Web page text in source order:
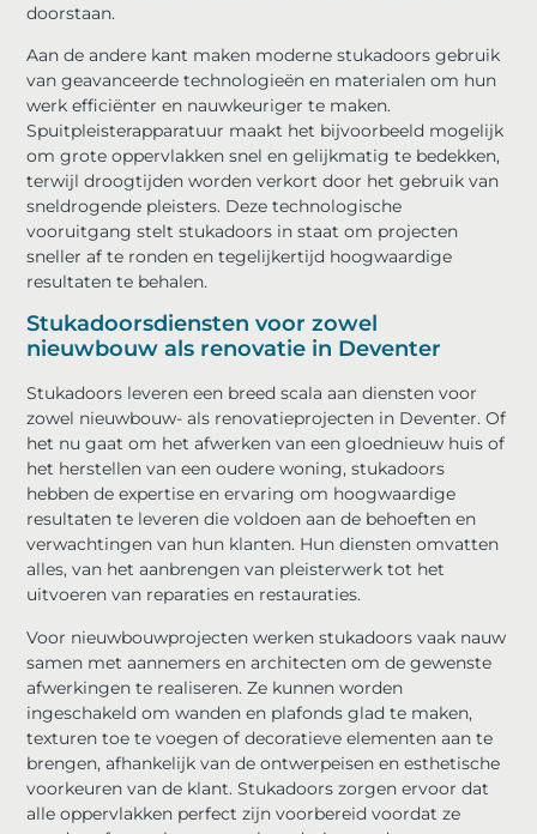
doorstaan.
Aan de andere kant maken moderne stukadoors gebruik
van geavanceerde technologieën en materialen om hun
werk efficiënter en nauwkeuriger te maken.
Spuitpleisterapparatuur maakt het bijvoorbeeld mogelijk
om grote oppervlakken snel en gelijkmatig te bedekken,
terwijl droogtijden worden verkort door het gebruik van
sneldrogende pleisters. Deze technologische
vooruitgang stelt stukadoors in staat om projecten
sneller af te ronden en tegelijkertijd hoogwaardige
resultaten te behalen.
Stukadoorsdiensten voor zowel
nieuwbouw als renovatie in Deventer
Stukadoors leveren een breed scala aan diensten voor
zowel nieuwbouw- als renovatieprojecten in Deventer. Of
het nu gaat om het afwerken van een gloednieuw huis of
het herstellen van een oudere woning, stukadoors
hebben de expertise en ervaring om hoogwaardige
resultaten te leveren die voldoen aan de behoeften en
verwachtingen van hun klanten. Hun diensten omvatten
alles, van het aanbrengen van pleisterwerk tot het
uitvoeren van reparaties en restauraties.
Voor nieuwbouwprojecten werken stukadoors vaak nauw
samen met aannemers en architecten om de gewenste
afwerkingen te realiseren. Ze kunnen worden
ingeschakeld om wanden en plafonds glad te maken,
texturen toe te voegen of decoratieve elementen aan te
brengen, afhankelijk van de ontwerpeisen en esthetische
voorkeuren van de klant. Stukadoors zorgen ervoor dat
alle oppervlakken perfect zijn voorbereid voordat ze